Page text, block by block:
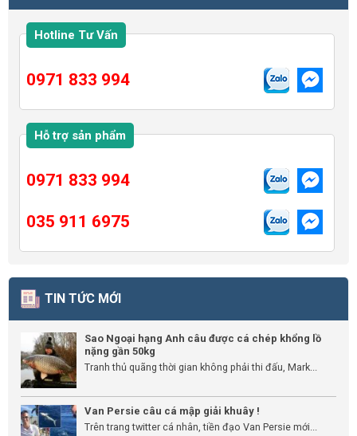
Hotline Tư Vấn
0971 833 994
Hỗ trợ sản phẩm
0971 833 994
035 911 6975
TIN TỨC MỚI
Sao Ngoại hạng Anh câu được cá chép khổng lồ
nặng gần 50kg
Tranh thủ quãng thời gian không phải thi đấu, Mark...
Van Persie câu cá mập giải khuây !
Trên trang twitter cá nhân, tiền đạo Van Persie mới...